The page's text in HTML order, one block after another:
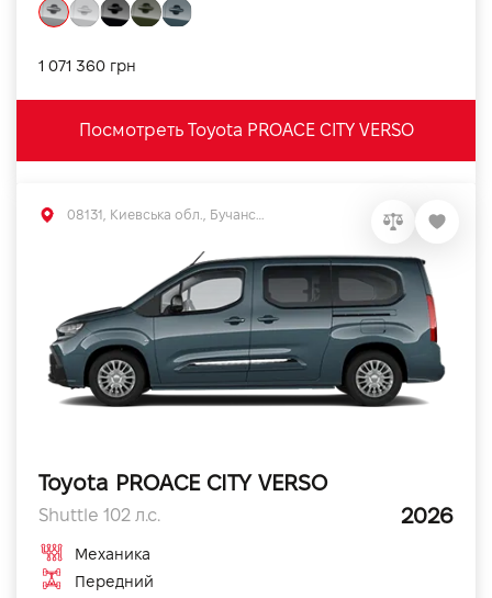
1 071 360 грн
Посмотреть Toyota PROACE CITY VERSO
Toyota PROACE CITY VERSO
Shuttle 102 л.с. 2026
Механика
Передний